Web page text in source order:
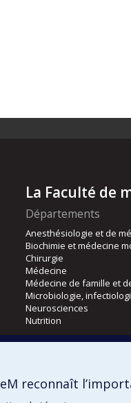
La Faculté de
Départements
Anesthésiologie et de
Biochimie et médecine
Chirurgie
Médecine
Médecine de famille et
Microbiologie,
Neurosciences
Nutrition
Orthophonie et
reconnaît